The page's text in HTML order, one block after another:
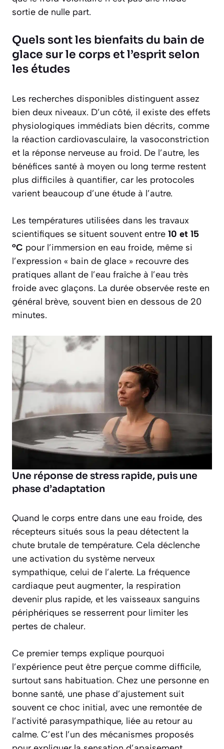
sortie de nulle part.
Quels sont les bienfaits du bain de
glace sur le corps et l’esprit selon
les études
Les recherches disponibles distinguent assez
bien deux niveaux. D’un côté, il existe des effets
physiologiques immédiats bien décrits, comme
la réaction cardiovasculaire, la vasoconstriction
et la réponse nerveuse au froid. De l’autre, les
bénéfices santé à moyen ou long terme restent
plus difficiles à quantifier, car les protocoles
varient beaucoup d’une étude à l’autre.
Les températures utilisées dans les travaux
scientifiques se situent souvent entre 10 et 15
°C pour l’immersion en eau froide, même si
l’expression « bain de glace » recouvre des
pratiques allant de l’eau fraîche à l’eau très
froide avec glaçons. La durée observée reste en
général brève, souvent bien en dessous de 20
minutes.
Une réponse de stress rapide, puis une
phase d’adaptation
Quand le corps entre dans une eau froide, des
récepteurs situés sous la peau détectent la
chute brutale de température. Cela déclenche
une activation du système nerveux
sympathique, celui de l’alerte. La fréquence
cardiaque peut augmenter, la respiration
devenir plus rapide, et les vaisseaux sanguins
périphériques se resserrent pour limiter les
pertes de chaleur.
Ce premier temps explique pourquoi
l’expérience peut être perçue comme difficile,
surtout sans habituation. Chez une personne en
bonne santé, une phase d’ajustement suit
souvent ce choc initial, avec une remontée de
l’activité parasympathique, liée au retour au
calme. C’est l’un des mécanismes proposés